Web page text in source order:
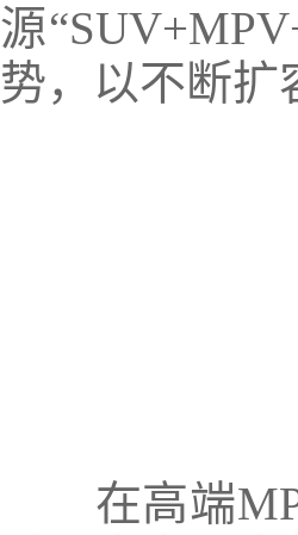
源
势，以不断扩
在高端